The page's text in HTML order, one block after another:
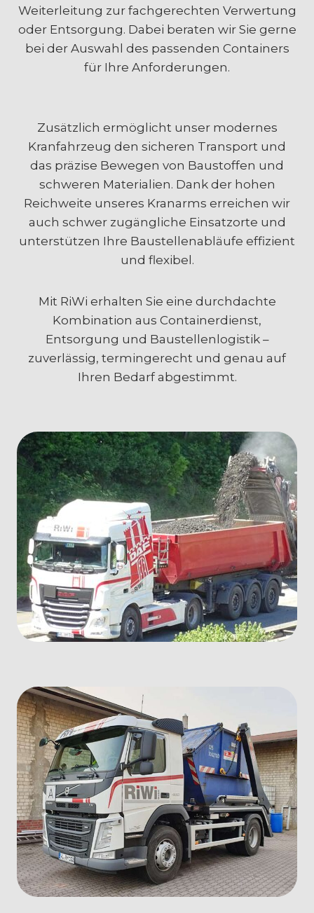
Weiterleitung zur fachgerechten Verwertung
oder Entsorgung. Dabei beraten wir Sie gerne
bei der Auswahl des passenden Containers
für Ihre Anforderungen.
Zusätzlich ermöglicht unser modernes
Kranfahrzeug den sicheren Transport und
das präzise Bewegen von Baustoffen und
schweren Materialien. Dank der hohen
Reichweite unseres Kranarms erreichen wir
auch schwer zugängliche Einsatzorte und
unterstützen Ihre Baustellenabläufe effizient
und flexibel.
Mit RiWi erhalten Sie eine durchdachte
Kombination aus Containerdienst,
Entsorgung und Baustellenlogistik –
zuverlässig, termingerecht und genau auf
Ihren Bedarf abgestimmt.